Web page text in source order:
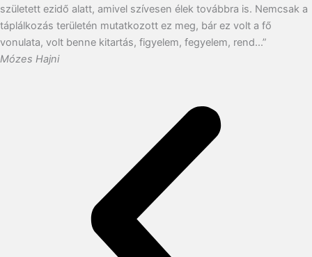
született ezidő alatt, amivel szívesen élek továbbra is. Nemcsak a
táplálkozás területén mutatkozott ez meg, bár ez volt a fő
vonulata, volt benne kitartás, figyelem, fegyelem, rend...”
Mózes Hajni